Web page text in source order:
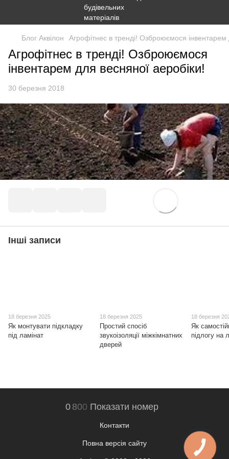
Блог Аквілон Агрофітнес в тренді! Озброюємося інвентарем
Агрофітнес в тренді! Озброюємося
інвентарем для весняної аеробіки!
30 березня 2018
Інші записи
18 березня 2025
Як монтувати підкладку
під ламінат
18 березня 2025
Простий спосіб
звукоізоляції міжкімнатних
дверей
18 березня
Як
підлогу на
0 800 Показати номер
Контакти
Повна версія сайту